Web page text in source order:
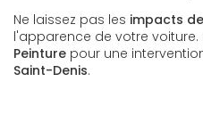
Ne laissez pas les impacts
l'apparence de votre voiture.
Peinture pour une
Saint-Denis.